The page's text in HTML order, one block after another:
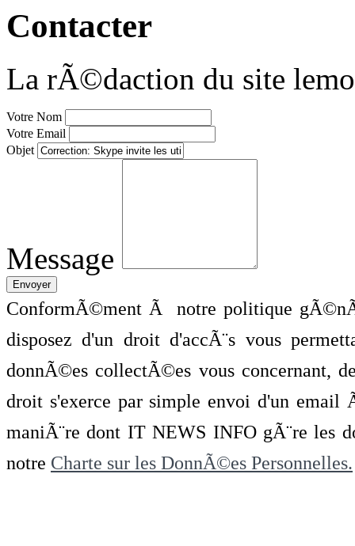
Contacter
La rÃ©daction du site
Votre Nom
Votre Email
Objet
Message
ConformÃ©ment Ã notre politique
disposez d'un droit d'accÃ¨s vous
donnÃ©es collectÃ©es vous concernant,
droit s'exerce par simple envoi d'un
maniÃ¨re dont IT NEWS INFO gÃ¨re les
notre Charte sur les DonnÃ©es Personnelles.